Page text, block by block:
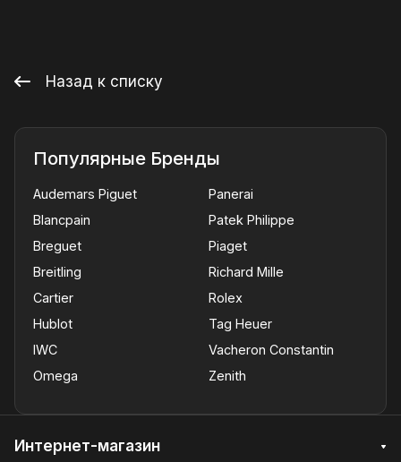
Назад к списку
Популярные Бренды
Audemars Piguet
Blancpain
Breguet
Breitling
Cartier
Hublot
IWC
Omega
Panerai
Patek Philippe
Piaget
Richard Mille
Rolex
Tag Heuer
Vacheron Constantin
Zenith
Интернет-магазин